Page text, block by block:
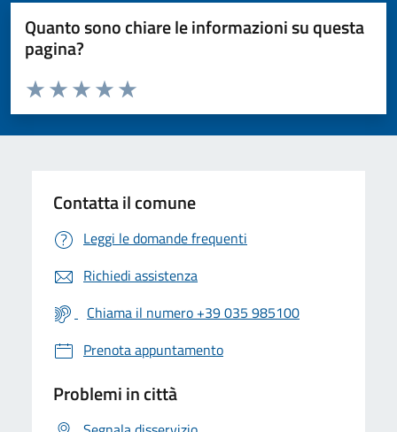
Quanto sono chiare le informazioni su questa
pagina?
Valuta da 1 a 5 stelle la pagina
Valuta 5 stelle su 5
Valuta 4 stelle su 5
Valuta 3 stelle su 5
Valuta 2 stelle su 5
Valuta 1 stelle su 5
Contatta il comune
Leggi le domande frequenti
Richiedi assistenza
Chiama il numero +39 035 985100
Prenota appuntamento
Problemi in città